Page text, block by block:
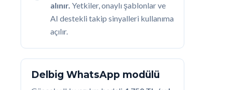
alınır. Yetkiler, onaylı şablonlar ve
AI destekli takip sinyalleri kullanıma
açılır.
Delbig WhatsApp modülü